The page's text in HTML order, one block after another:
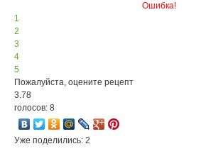
Ошибка!
1
2
3
4
5
Пожалуйста, оцените рецепт
3.78
голосов: 8
Уже поделились: 2